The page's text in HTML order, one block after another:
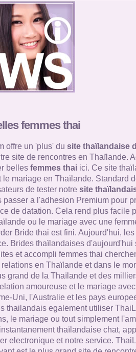
femmes thai
offre un 'plus' du site thaïlandaise
site de rencontres en Thaïlande.
bellesfemmes thaiici. Ce site
le mariage en Thaïlande. Standard
de tester notre site
passer a l'adhesion Premium pour
de datation. Cela rend plus facile
ou le mariage avec une
Bride thai est fini. Aujourd'hui,
Brides thaïlandaises d'aujourd'hui
et accompli femmes thai
en Thaïlande et dans le
grand de la Thaïlande et des
amoureuse et le mariage
Uni, l'Australie et les pays
thailandais egalement utiliser
le mariage ou tout simplement
thaïlandaise chat,
electronique et notre service.